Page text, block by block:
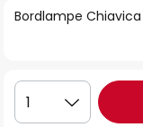
bildegalleri
Bordlampe
1